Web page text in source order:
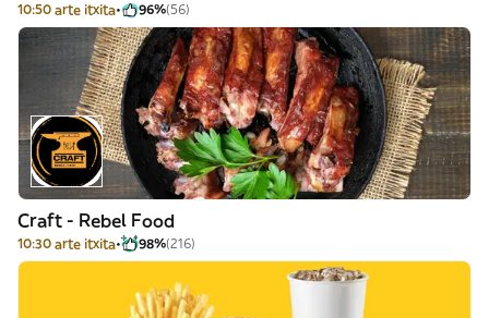
10:50 arte itxita 96%(56)
Craft - Rebel Food
10:30 arte itxita 98%(216)